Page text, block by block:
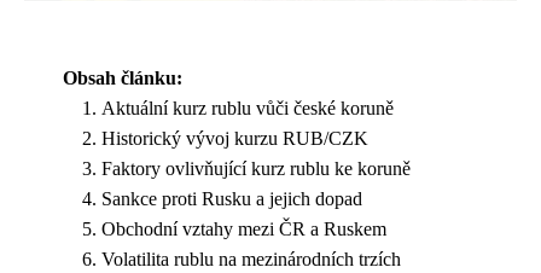
Obsah článku:
Aktuální kurz rublu vůči české koruně
Historický vývoj kurzu RUB/CZK
Faktory ovlivňující kurz rublu ke koruně
Sankce proti Rusku a jejich dopad
Obchodní vztahy mezi ČR a Ruskem
Volatilita rublu na mezinárodních trzích